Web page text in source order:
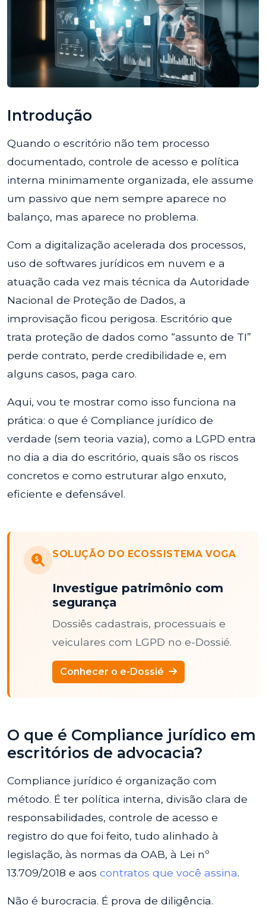
Introdução
Quando o escritório não tem processo
documentado, controle de acesso e política
interna minimamente organizada, ele assume
um passivo que nem sempre aparece no
balanço, mas aparece no problema.
Com a digitalização acelerada dos processos,
uso de softwares jurídicos em nuvem e a
atuação cada vez mais técnica da Autoridade
Nacional de Proteção de Dados, a
improvisação ficou perigosa. Escritório que
trata proteção de dados como “assunto de TI”
perde contrato, perde credibilidade e, em
alguns casos, paga caro.
Aqui, vou te mostrar como isso funciona na
prática: o que é Compliance jurídico de
verdade (sem teoria vazia), como a LGPD entra
no dia a dia do escritório, quais são os riscos
concretos e como estruturar algo enxuto,
eficiente e defensável.
SOLUÇÃO DO ECOSSISTEMA VOGA
Investigue patrimônio com
segurança
Dossiês cadastrais, processuais e
veiculares com LGPD no e-Dossié.
Conhecer o e-Dossié
O que é Compliance jurídico em
escritórios de advocacia?
Compliance jurídico é organização com
método. É ter política interna, divisão clara de
responsabilidades, controle de acesso e
registro do que foi feito, tudo alinhado à
legislação, às normas da OAB, à Lei nº
13.709/2018 e aos contratos que você assina.
Não é burocracia. É prova de diligência.